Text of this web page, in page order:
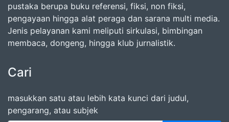
pustaka berupa buku referensi, fiksi, non fiksi,
pengayaan hingga alat peraga dan sarana multi media.
Jenis pelayanan kami meliputi sirkulasi, bimbingan
membaca, dongeng, hingga klub jurnalistik.
Cari
masukkan satu atau lebih kata kunci dari judul,
pengarang, atau subjek